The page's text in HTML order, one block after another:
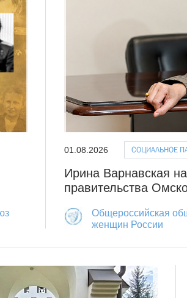
01.08.2026 СОЦИАЛЬНОЕ
Ирина Варнавская
правительства
Общероссийская
женщин России